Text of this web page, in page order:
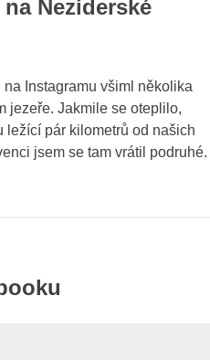
Neziderské
Instagramu všiml několika
jezeře. Jakmile se oteplilo,
ležící pár kilometrů od našich
jsem se tam vrátil podruhé.